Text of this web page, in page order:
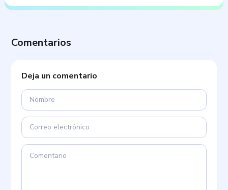
Comentarios
Deja un comentario